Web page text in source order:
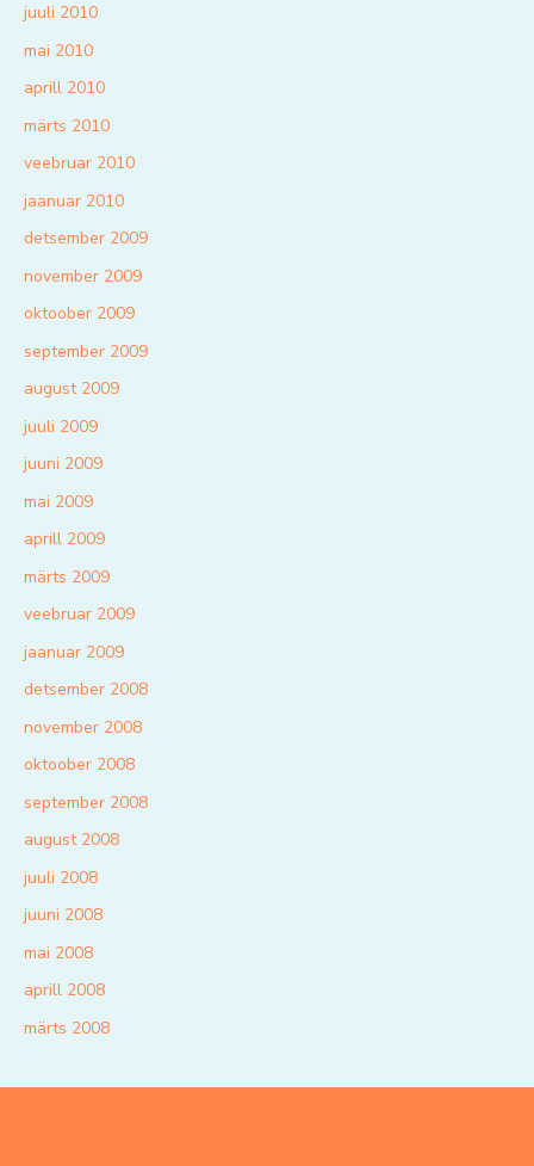
juuli 2010
mai 2010
aprill 2010
märts 2010
veebruar 2010
jaanuar 2010
detsember 2009
november 2009
oktoober 2009
september 2009
august 2009
juuli 2009
juuni 2009
mai 2009
aprill 2009
märts 2009
veebruar 2009
jaanuar 2009
detsember 2008
november 2008
oktoober 2008
september 2008
august 2008
juuli 2008
juuni 2008
mai 2008
aprill 2008
märts 2008